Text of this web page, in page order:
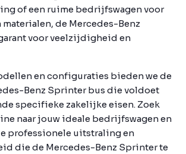
of een ruime bedrijfswagen voor
materialen, de Mercedes-Benz
voor veelzijdigheid en
en configuraties bieden we de
Benz Sprinter bus die voldoet
specifieke zakelijke eisen. Zoek
naar jouw ideale bedrijfswagen en
professionele uitstraling en
die de Mercedes-Benz Sprinter te